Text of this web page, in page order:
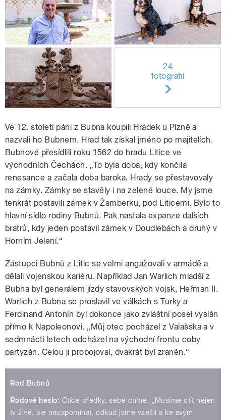
24
fotografií
Ve 12. století páni z Bubna koupili Hrádek u Plzně a
nazvali ho Bubnem. Hrad tak získal jméno po majitelích.
Bubnové přesídlili roku 1562 do hradu Litice ve
východních Čechách. „To byla doba, kdy končila
renesance a začala doba baroka. Hrady se přestavovaly
na zámky. Zámky se stavěly i na zelené louce. My jsme
tenkrát postavili zámek v Žamberku, pod Liticemi. Bylo to
hlavní sídlo rodiny Bubnů. Pak nastala expanze dalších
bratrů, kdy jeden postavil zámek v Doudlebách a druhý v
Horním Jelení.“
Zástupci Bubnů z Litic se velmi angažovali v armádě a
dělali vojenskou kariéru. Například Jan Warlich mladší z
Bubna byl generálem jízdy stavovských vojsk, Heřman II.
Warlich z Bubna se proslavil ve válkách s Turky a
Ferdinand Antonín byl dokonce jako zvláštní posel vyslán
přímo k Napoleonovi. „Můj otec pocházel z Valašska a v
sedmnácti letech odcházel na východní frontu coby
partyzán. Celou ji probojoval, dvakrát byl zraněn.“
Rod Bubnů
Rodové heslo: Ctíce předky, sebe ctíme. „Musíme ctít nejen
ty živé, ale nezapomínat, odkud jsme vzešli a ke svým